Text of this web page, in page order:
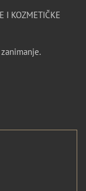
I KOZMETIČKE